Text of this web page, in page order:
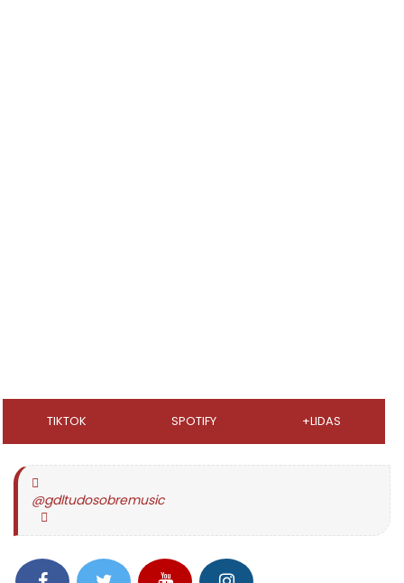
TIKTOK SPOTIFY +LIDAS
@gdltudosobremusic